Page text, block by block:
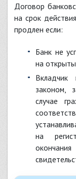
Договор
на срок
продлен если:
банк не успел перечислить денежные средства
на
вкладчик не успел в срок, установленный
законом,
случае
на